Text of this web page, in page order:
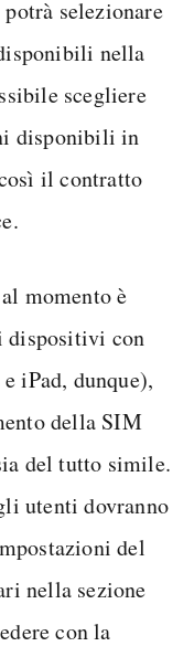
selezionare
nella
scegliere
disponibili in
il contratto
momento è
dispositivi con
iPad, dunque),
della SIM
del tutto simile.
utenti dovranno
del
nella sezione
con la